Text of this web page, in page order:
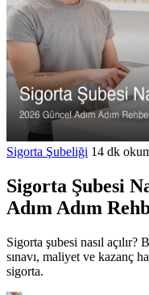
Sigorta Şubeliği 14 dk
Sigorta Şubesi
Adım Adım
Sigorta şubesi nasıl
sınavı, maliyet ve kazanç
sigorta.